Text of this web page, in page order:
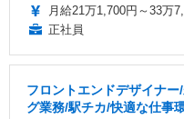
月給21万1,700円～33万
正社員
フロントエンドデザイナ
グ業務/駅チカ/快適な仕事